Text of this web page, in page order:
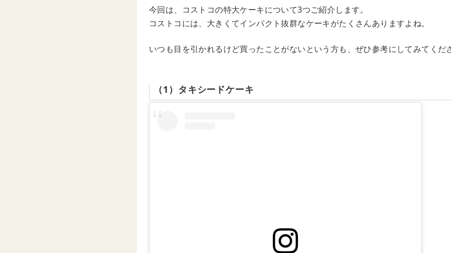
今回は、コストコの特大ケーキについて3つご紹介します。
コストコには、大きくてインパクト抜群なケーキがたくさんありますよね。
いつも目を引かれるけど買ったことがないという方も、ぜひ参考にしてみてくだ
（1）タキシードケーキ